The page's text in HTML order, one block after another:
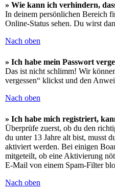
» Wie kann ich verhindern,
In deinem persönlichen Bereich
Online-Status sehen. Du wirst
Nach oben
» Ich habe mein Passwort
Das ist nicht schlimm! Wir
vergessen“ klickst und den
Nach oben
» Ich habe mich registriert,
Überprüfe zuerst, ob du den
du unter 13 Jahre alt bist, musst
aktiviert werden. Bei einigen
mitgeteilt, ob eine Aktivierung
E-Mail von einem Spam-Filter
Nach oben